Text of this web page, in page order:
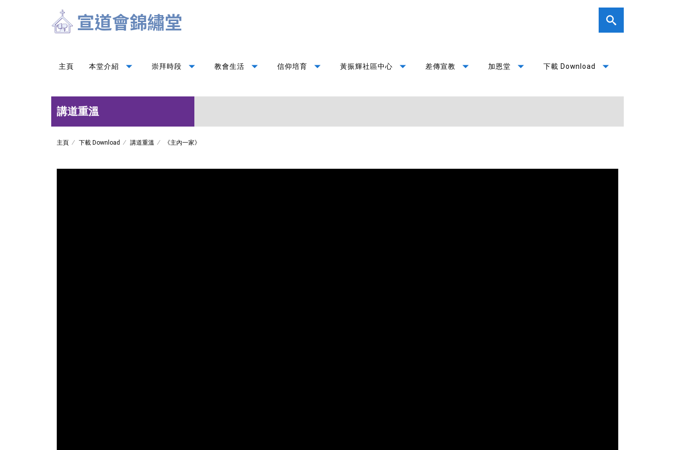
主頁 本堂介紹 arrow_drop_down 崇拜時段 arrow_drop_down 教會生活 arrow_drop_down 信仰培育 arrow_drop_down 黃振輝社區中心 arrow_drop_down 差傳宣教 arrow_drop_down 加恩堂 arrow_drop_down 下載 Download arrow_drop_down
講道重溫
主頁 下載 Download 講道重溫 《主內一家》